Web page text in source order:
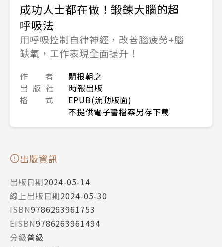
成功人士都在做！鍛鍊大腦的超
呼吸法
用呼吸控制自律神經，改善腦疲勞+腦
缺氧，工作表現全面提升！
作 者
關根朝之
出 版 社
時報出版
格 式
EPUB(流動版面)
不提供電子書檔案另存下載
出版資訊
出版日期2024-05-14
線上出版日期2024-05-30
ISBN9786263961753
EISBN9786263961494
分級普級